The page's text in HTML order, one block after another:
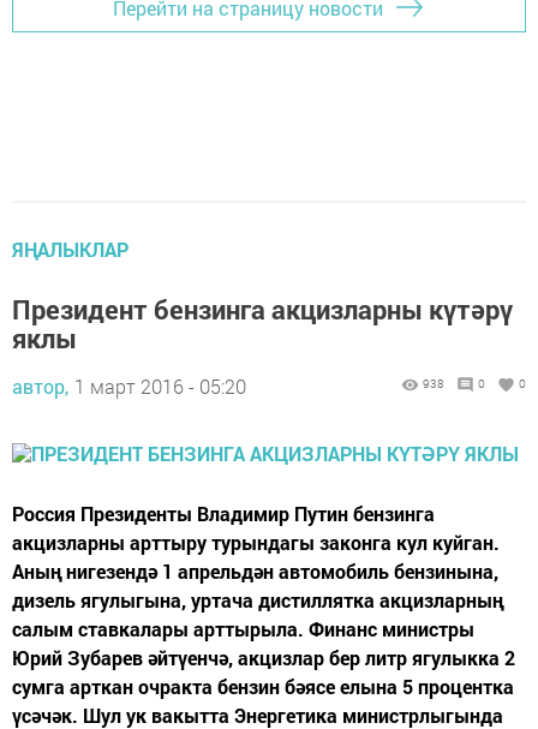
Перейти на страницу новости
ЯҢАЛЫКЛАР
Президент бензинга акцизларны күтәрү
яклы
автор, 1 март 2016 - 05:20 938 0 0
Россия Президенты Владимир Путин бензинга
акцизларны арттыру турындагы законга кул куйган.
Аның нигезендә 1 апрельдән автомобиль бензинына,
дизель ягулыгына, уртача дистиллятка акцизларның
салым ставкалары арттырыла. Финанс министры
Юрий Зубарев әйтүенчә, акцизлар бер литр ягулыкка 2
сумга арткан очракта бензин бәясе елына 5 процентка
үсәчәк. Шул ук вакытта Энергетика министрлыгында